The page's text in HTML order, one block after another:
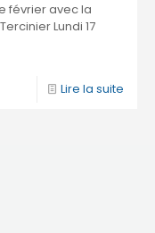
février avec la
Lundi 17
Lire la suite